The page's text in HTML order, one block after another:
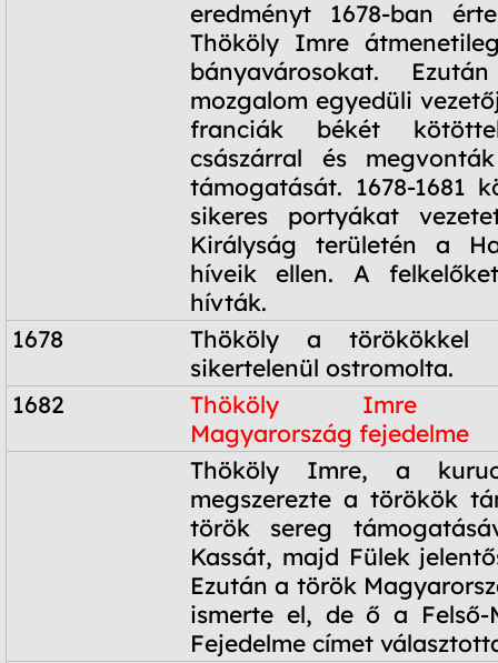
eredményt 1678-ban
Thököly Imre
bányavárosokat.
mozgalom egyedüli
franciák békét
császárral és
támogatását. 1678-1681
sikeres portyákat
Királyság területén a
híveik ellen. A
hívták.
1678
Thököly a törökökkel
sikertelenül ostromolta.
1682
Thököly Imre
Magyarország fejedelme
Thököly Imre, a
megszerezte a törökök
török sereg
Kassát, majd Fülek
Ezután a török
ismerte el, de ő a Felső-
Fejedelme címet